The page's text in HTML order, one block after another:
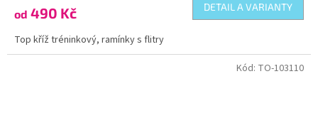
od 490 Kč DETAIL A VARIANTY
Top kříž tréninkový, ramínky s flitry
Kód: TO-103110